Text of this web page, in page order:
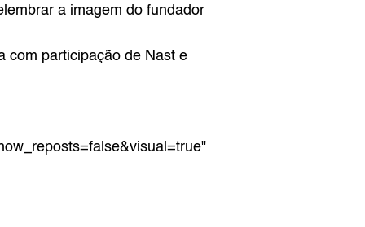
a imagem do fundador
com participação de Nast e